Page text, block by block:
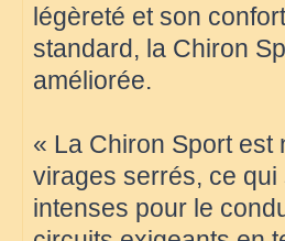
légèreté et son
standard, la Chiron
améliorée.
« La Chiron Sport est
virages serrés, ce
intenses pour le